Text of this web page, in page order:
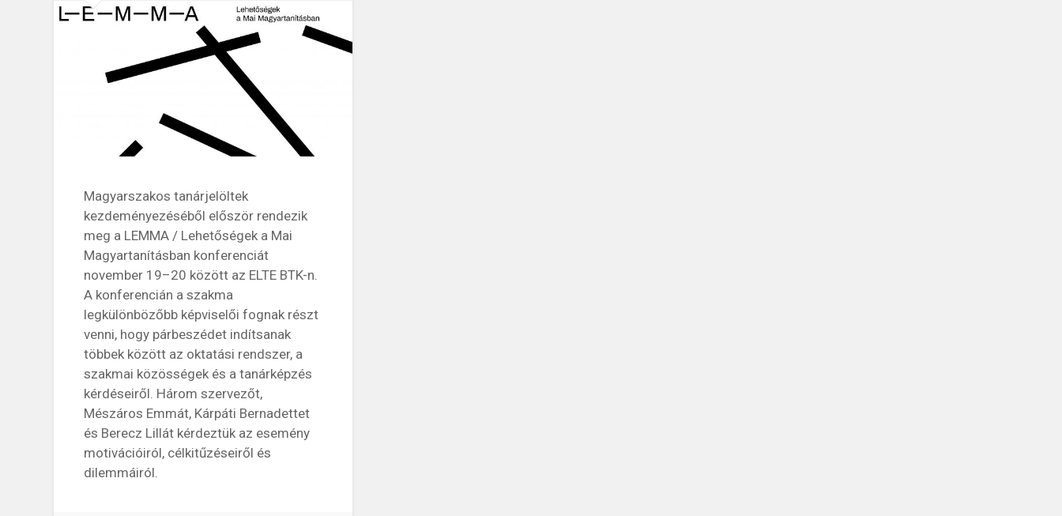
Magyarszakos tanárjelöltek
kezdeményezéséből először rendezik
meg a LEMMA / Lehetőségek a Mai
Magyartanításban konferenciát
november 19–20 között az ELTE BTK-n.
A konferencián a szakma
legkülönbözőbb képviselői fognak részt
venni, hogy párbeszédet indítsanak
többek között az oktatási rendszer, a
szakmai közösségek és a tanárképzés
kérdéseiről. Három szervezőt,
Mészáros Emmát, Kárpáti Bernadettet
és Berecz Lillát kérdeztük az esemény
motivációiról, célkitűzéseiről és
dilemmáiról.